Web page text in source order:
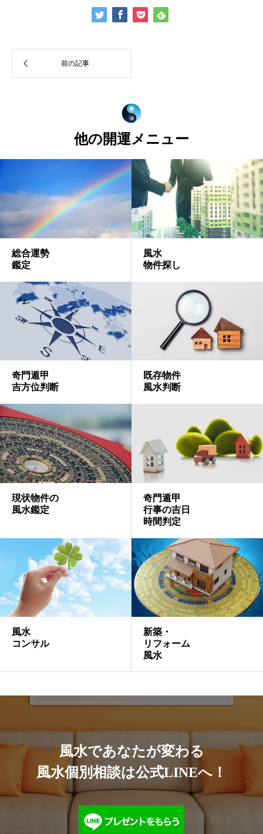
他の開運メニュー
総合運勢
鑑定
風水
物件探し
奇門遁甲
吉方位判断
既存物件
風水判断
現状物件の
風水鑑定
奇門遁甲
行事の吉日
時間判定
風水
コンサル
​新築・
リフォーム
風水
風水であなたが変わる
風水個別相談は公式LINEへ！